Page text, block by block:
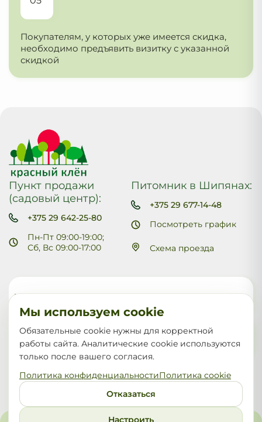
Покупателям, у которых уже имеется скидка,
необходимо предъявить визитку с указанной
скидкой
Пункт продажи
(садовый центр):
+375 29 642-25-80
Пн-Пт 09:00-19:00;
Сб, Вс 09:00-17:00
Питомник в Шипянах:
+375 29 677-14-48
Посмотреть график
Схема проезда
Меню
Каталог
© 2026 Все права защищены
Мы используем cookie
Обязательные cookie нужны для корректной
работы сайта. Аналитические cookie используются
только после вашего согласия.
Политика конфиденциальностиПолитика cookie
Отказаться
Настроить